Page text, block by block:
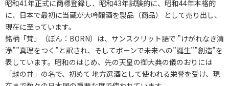
昭和41年正式に商標登録し、昭和43年試験的に、昭和44年本格的
に、日本で最初に当蔵が大吟醸酒を製品（商品） として売り出し、
現在に至っています。
銘柄「梵」（ぼん：BORN）は、サンスクリット語で ”けがれなき清
浄””真理をつく”と訳され、そしてボーンで未来への”誕生””創造”を
表しています。昭和のはじめ、先の天皇の御大典の儀のおりには
「越の井」の名で、初めて 地方選酒として使われる栄誉を受け、現